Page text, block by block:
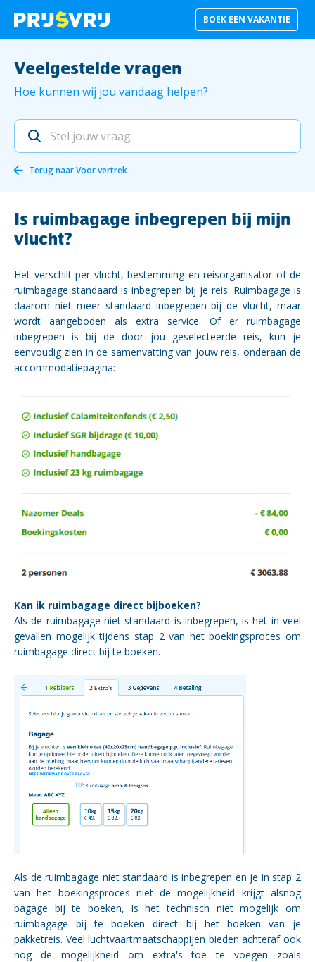
BOEK EEN VAKANTIE
Veelgestelde vragen
Hoe kunnen wij jou vandaag helpen?
Terug naarVoor vertrek
Is ruimbagage inbegrepen bij mijn
vlucht?
Het verschilt per vlucht, bestemming en reisorganisator of de
ruimbagage standaard is inbegrepen bij je reis. Ruimbagage is
daarom niet meer standaard inbegrepen bij de vlucht, maar
wordt aangeboden als extra service. Of er ruimbagage
inbegrepen is bij de door jou geselecteerde reis, kun je
eenvoudig zien in de samenvatting van jouw reis, onderaan de
accommodatiepagina:
Kan ik ruimbagage direct bijboeken?
Als de ruimbagage niet standaard is inbegrepen, is het in veel
gevallen mogelijk tijdens stap 2 van het boekingsproces om
ruimbagage direct bij te boeken.
Als de ruimbagage niet standaard is inbegrepen en je in stap 2
van het boekingsproces niet de mogelijkheid krijgt alsnog
bagage bij te boeken, is het technisch niet mogelijk om
ruimbagage bij te boeken direct bij het boeken van je
pakketreis. Veel luchtvaartmaatschappijen bieden achteraf ook
nog de mogelijkheid om extra's toe te voegen zoals